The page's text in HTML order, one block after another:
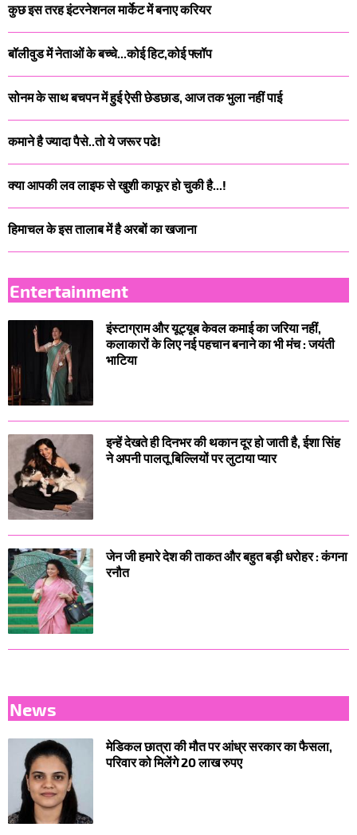
कुछ इस तरह इंटरनेशनल मार्केट में बनाए करियर
बॉलीवुड में नेताओं के बच्चे...कोई हिट,कोई फ्लॉप
सोनम के साथ बचपन में हुई ऐसी छेडछाड, आज तक भुला नहीं पाई
कमाने है ज्यादा पैसे..तो ये जरूर पढे!
क्या आपकी लव लाइफ से खुशी काफूर हो चुकी है...!
हिमाचल के इस तालाब में है अरबों का खजाना
Entertainment
इंस्टाग्राम और यूट्यूब केवल कमाई का जरिया नहीं,
कलाकारों के लिए नई पहचान बनाने का भी मंच : जयंती
भाटिया
इन्हें देखते ही दिनभर की थकान दूर हो जाती है, ईशा सिंह
ने अपनी पालतू बिल्लियों पर लुटाया प्यार
जेन जी हमारे देश की ताकत और बहुत बड़ी धरोहर : कंगना
रनौत
News
मेडिकल छात्रा की मौत पर आंध्र सरकार का फैसला,
परिवार को मिलेंगे 20 लाख रुपए